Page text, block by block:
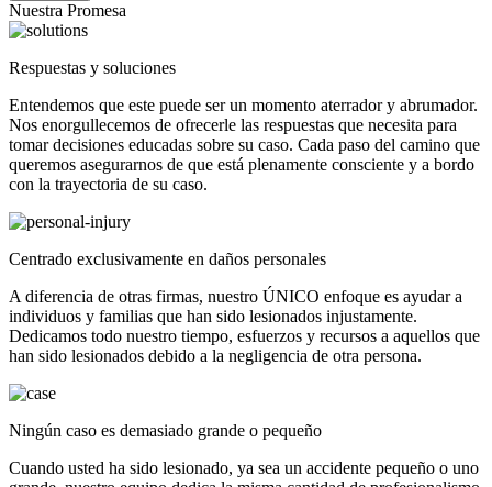
Nuestra Promesa
Respuestas y soluciones
Entendemos que este puede ser un momento aterrador y abrumador.
Nos enorgullecemos de ofrecerle las respuestas que necesita para
tomar decisiones educadas sobre su caso. Cada paso del camino que
queremos asegurarnos de que está plenamente consciente y a bordo
con la trayectoria de su caso.
Centrado exclusivamente en daños personales
A diferencia de otras firmas, nuestro ÚNICO enfoque es ayudar a
individuos y familias que han sido lesionados injustamente.
Dedicamos todo nuestro tiempo, esfuerzos y recursos a aquellos que
han sido lesionados debido a la negligencia de otra persona.
Ningún caso es demasiado grande o pequeño
Cuando usted ha sido lesionado, ya sea un accidente pequeño o uno